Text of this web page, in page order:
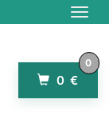
0 €
0